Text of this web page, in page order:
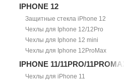
IPHONE 12
Защитные стекла iPhone 12
Чехлы для Iphone 12/12Pro
Чехлы для Iphone 12 mini
Чехлы для Iphone 12ProMax
IPHONE 11/11PRO/11PROMAX
Чехлы для iPhone 11